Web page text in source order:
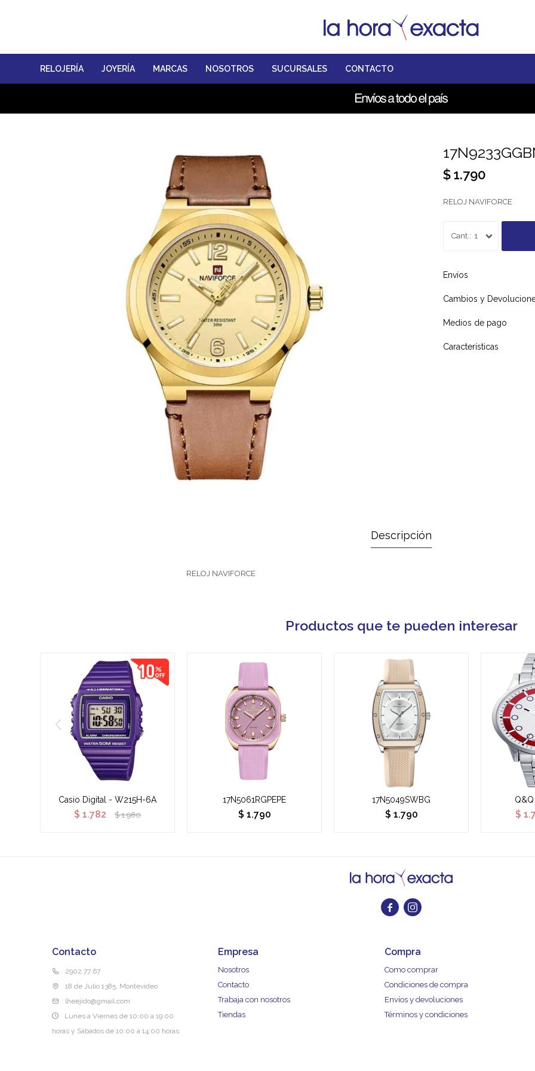
RELOJERÍA JOYERÍA MARCAS NOSOTROS SUCURSALES CONTACTO
$1.790
RELOJ NAVIFORCE
1
Envíos
Cambios y
Medios de pago
Características
Descripción
RELOJ NAVIFORCE
Productos que te pueden interesar
Casio Digital - W215H-6A
$ 1.782 $ 1.980
17N5061RGPEPE
$ 1.790
17N5049SWBG
$ 1.790 $
 
Contacto
2902 77 67
18 de Julio 1385, Montevideo
lheejido@gmail.com
Lunes a Viernes de 10:00 a 19:00
horas y Sábados de 10:00 a 14:00 horas
Empresa
Nosotros
Contacto
Trabaja con nosotros
Tiendas
Compra
Como comprar
Condiciones de compra
Envíos y devoluciones
Términos y condiciones